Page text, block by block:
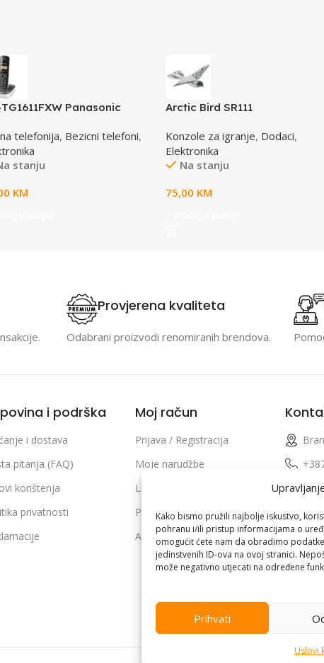
Kako bismo pružili najbolje iskustvo,
pohranu i/ili pristup informacijama o
omogućit ćete nam da obradimo
jedinstvenih ID-ova na ovoj stranici.
može negativno utjecati na određene
Prihvati
Uslovi
Panasonic
telefonija, Bezicni telefoni,
stanju
KM
Arctic Bird SR111
Konzole za igranje, Dodaci,
Elektronika
Na stanju
75,00 KM
Provjerena kvaliteta
Odabrani proizvodi renomiranih brendova.
i podrška
i dostava
pitanja (FAQ)
korištenja
privatnosti
Moj račun
Prijava / Registracija
Moje narudžbe
Lista želja
Poređenje proizvoda
Adrese i podaci profila
ID:
PDV :